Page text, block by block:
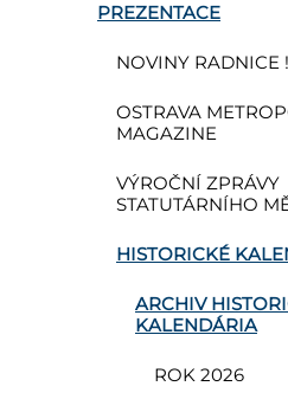
PREZENTACE
NOVINY RADNICE
OSTRAVA
MAGAZINE
VÝROČNÍ ZPRÁVY
STATUTÁRNÍHO
HISTORICKÉ
ARCHIV
KALENDÁRIA
ROK 2026